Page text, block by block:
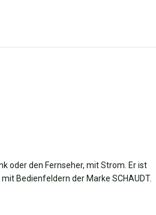
oder den Fernseher, mit Strom. Er ist
Bedienfeldern der Marke SCHAUDT.